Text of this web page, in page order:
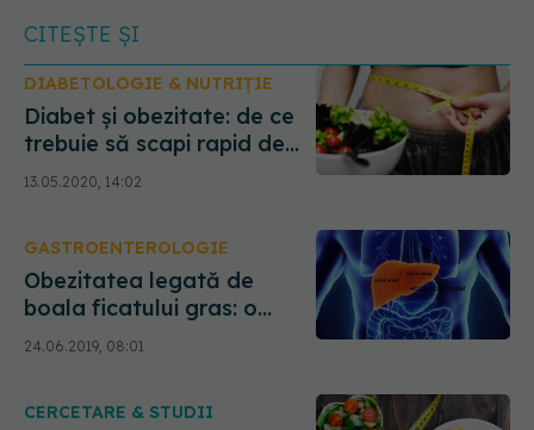
CITEȘTE ȘI
DIABETOLOGIE & NUTRIȚIE
Diabet și obezitate: de ce
trebuie să scapi rapid de
kilogramele în plus
13.05.2020, 14:02
GASTROENTEROLOGIE
Obezitatea legată de
boala ficatului gras: o
posibilă soluție cu ajutorul
unui hormon
24.06.2019, 08:01
CERCETARE & STUDII